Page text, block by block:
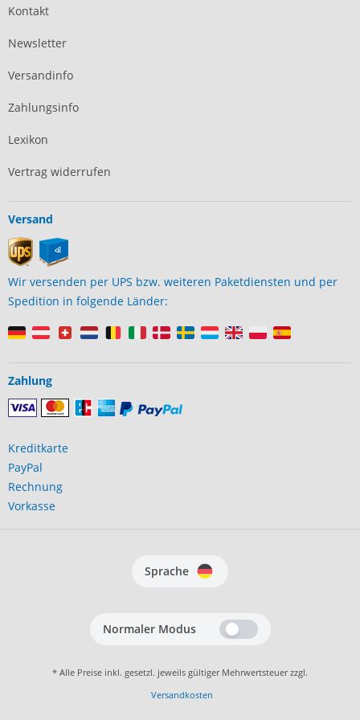
Kontakt
Newsletter
Versandinfo
Zahlungsinfo
Lexikon
Vertrag widerrufen
Versand
Wir versenden per UPS bzw. weiteren Paketdiensten und per
Spedition in folgende Länder:
Zahlung
Kreditkarte
PayPal
Rechnung
Vorkasse
Sprache
Normaler Modus
* Alle Preise inkl. gesetzl. jeweils gültiger Mehrwertsteuer zzgl.
Versandkosten